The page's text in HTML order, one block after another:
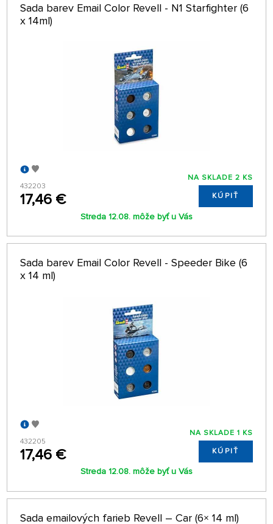
Sada barev Email Color Revell - N1 Starfighter (6
x 14ml)
432203
17,46 €
NA SKLADE 2 KS
KÚPIŤ
Streda 12.08. môže byť u Vás
Sada barev Email Color Revell - Speeder Bike (6
x 14 ml)
432205
17,46 €
NA SKLADE 1 KS
KÚPIŤ
Streda 12.08. môže byť u Vás
Sada emailových farieb Revell – Car (6× 14 ml)